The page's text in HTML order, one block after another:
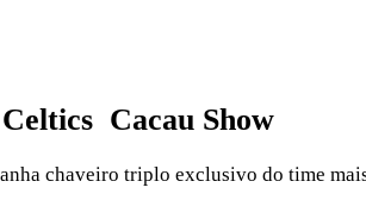
Cacau Show
chaveiro triplo exclusivo do time